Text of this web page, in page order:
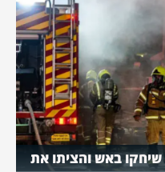
באש והציתו את